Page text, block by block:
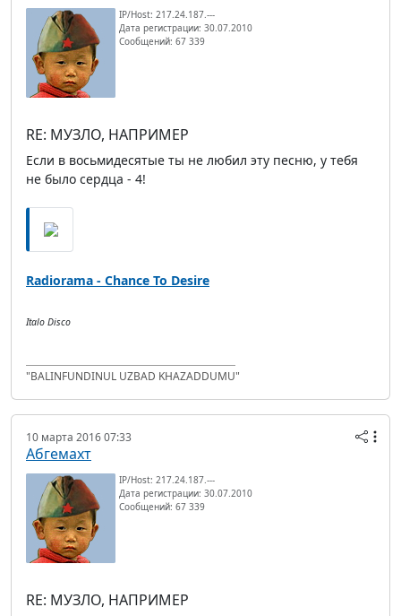
IP/Host: 217.24.187.---
Дата регистрации: 30.07.2010
Сообщений: 67 339
RE: МУЗЛО, НАПРИМЕР
Если в восьмидесятые ты не любил эту песню, у тебя
не было сердца - 4!
Radiorama - Chance To Desire
Italo Disco
"BALINFUNDINUL UZBAD KHAZADDUMU"
10 марта 2016 07:33
Абгемахт
IP/Host: 217.24.187.---
Дата регистрации: 30.07.2010
Сообщений: 67 339
RE: МУЗЛО, НАПРИМЕР